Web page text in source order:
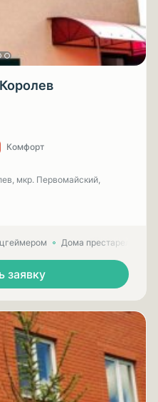
Комфорт
мкр. Первомайский,
Дома престарелых
заявку